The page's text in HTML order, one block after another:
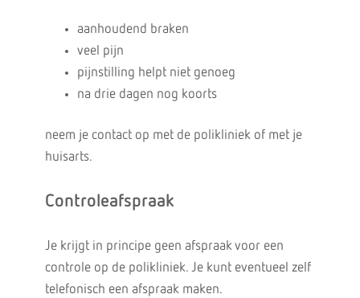
aanhoudend braken
veel pijn
pijnstilling helpt niet genoeg
na drie dagen nog koorts
neem je contact op met de polikliniek of met je
huisarts.
Controleafspraak
Je krijgt in principe geen afspraak voor een
controle op de polikliniek. Je kunt eventueel zelf
telefonisch een afspraak maken.